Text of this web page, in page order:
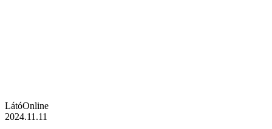
LátóOnline
2024.11.11